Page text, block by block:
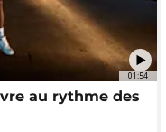
01:54
au rythme des